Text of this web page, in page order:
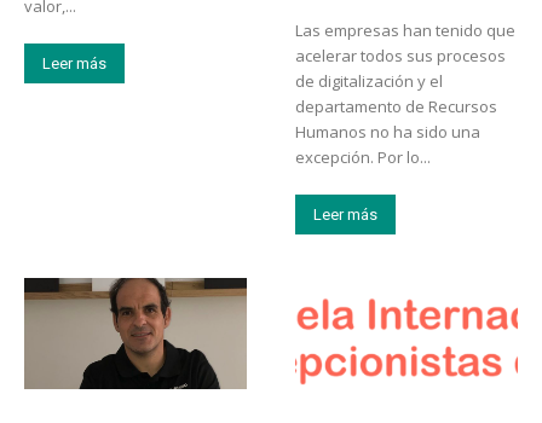
valor,...
Leer más
Las empresas han tenido que
acelerar todos sus procesos
de digitalización y el
departamento de Recursos
Humanos no ha sido una
excepción. Por lo...
Leer más